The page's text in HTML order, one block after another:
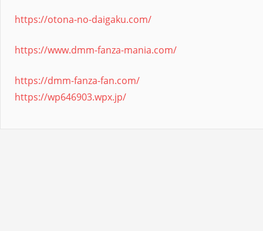
https://otona-no-daigaku.com/
https://www.dmm-fanza-mania.com/
https://dmm-fanza-fan.com/
https://wp646903.wpx.jp/